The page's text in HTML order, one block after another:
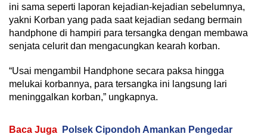
ini sama seperti laporan kejadian-kejadian sebelumnya,
yakni Korban yang pada saat kejadian sedang bermain
handphone di hampiri para tersangka dengan membawa
senjata celurit dan mengacungkan kearah korban.
“Usai mengambil Handphone secara paksa hingga
melukai korbannya, para tersangka ini langsung lari
meninggalkan korban,” ungkapnya.
Baca Juga
Polsek Cipondoh Amankan Pengedar